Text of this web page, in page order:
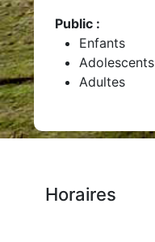
Public :
Enfants
Adolescents
Adultes
Horaires